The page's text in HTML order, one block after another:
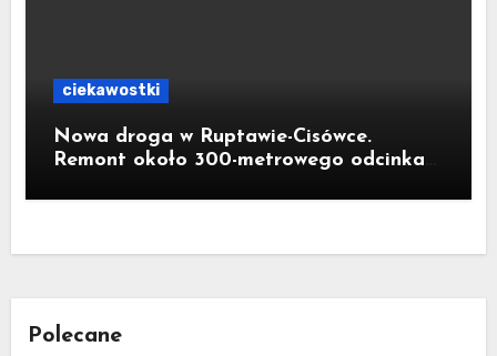
ciekawostki
Nowa droga w Ruptawie-Cisówce.
Remont około 300-metrowego odcinka
złotych
Polecane